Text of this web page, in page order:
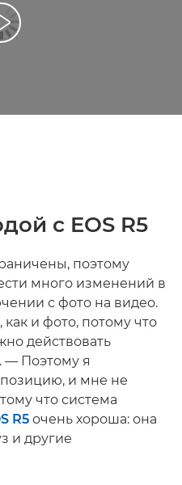
Воспроизведение видео
с EOS R5
поэтому
много изменений в
с фото на видео.
и фото, потому что
действовать
— Поэтому я
и мне не
что система
R5 очень хороша: она
и другие